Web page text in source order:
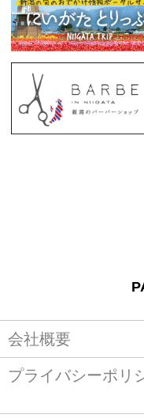
会社概要
プライバシーポリ